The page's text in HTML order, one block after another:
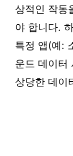
상적인 작동
야 합니다.
특정 앱(예:
운드 데이터
상당한 데이